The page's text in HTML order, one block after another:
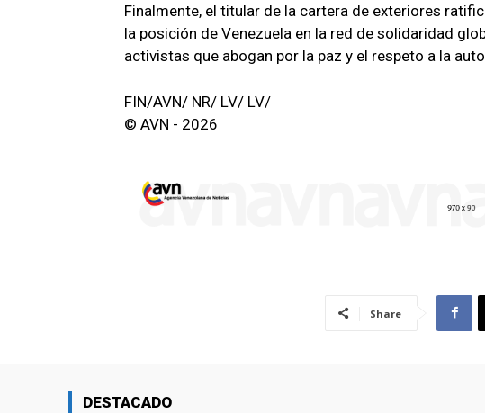
Finalmente, el titular de la cartera de exteriores
la posición de Venezuela en la red de solidaridad
activistas que abogan por la paz y el respeto a la
FIN/AVN/ NR/ LV/ LV/
© AVN - 2026
Share
DESTACADO